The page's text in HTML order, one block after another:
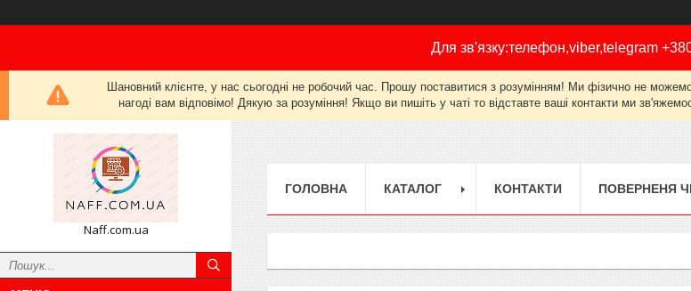
Для зв'язку:телефон,viber,telegram
Шановний клієнте, у нас сьогодні не робочий час. Прошу поставитися з розумінням! Ми фізично не
нагоді вам відповімо! Дякую за розуміння! Якщо ви пишіть у чаті то відставте ваші контакти ми
Naff.com.ua
ГОЛОВНА КАТАЛОГ КОНТАКТИ ПОВЕРНЕНЯ